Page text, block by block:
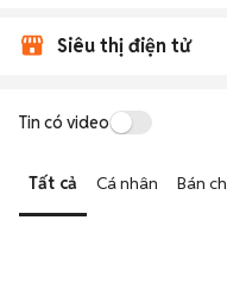
Siêu thị điện tử
Tin có video
Tất cả Cá nhân Bán